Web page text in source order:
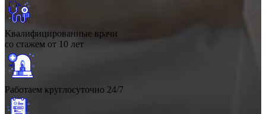
Квалифицированные врачи
со стажем от 10 лет
Работаем круглосуточно 24/7